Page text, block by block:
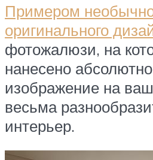
Примером
оригинального
фотожалюзи, на
нанесено
изображение на
весьма
интерьер.